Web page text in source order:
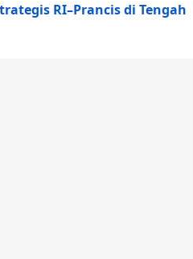
RI–Prancis di Tengah